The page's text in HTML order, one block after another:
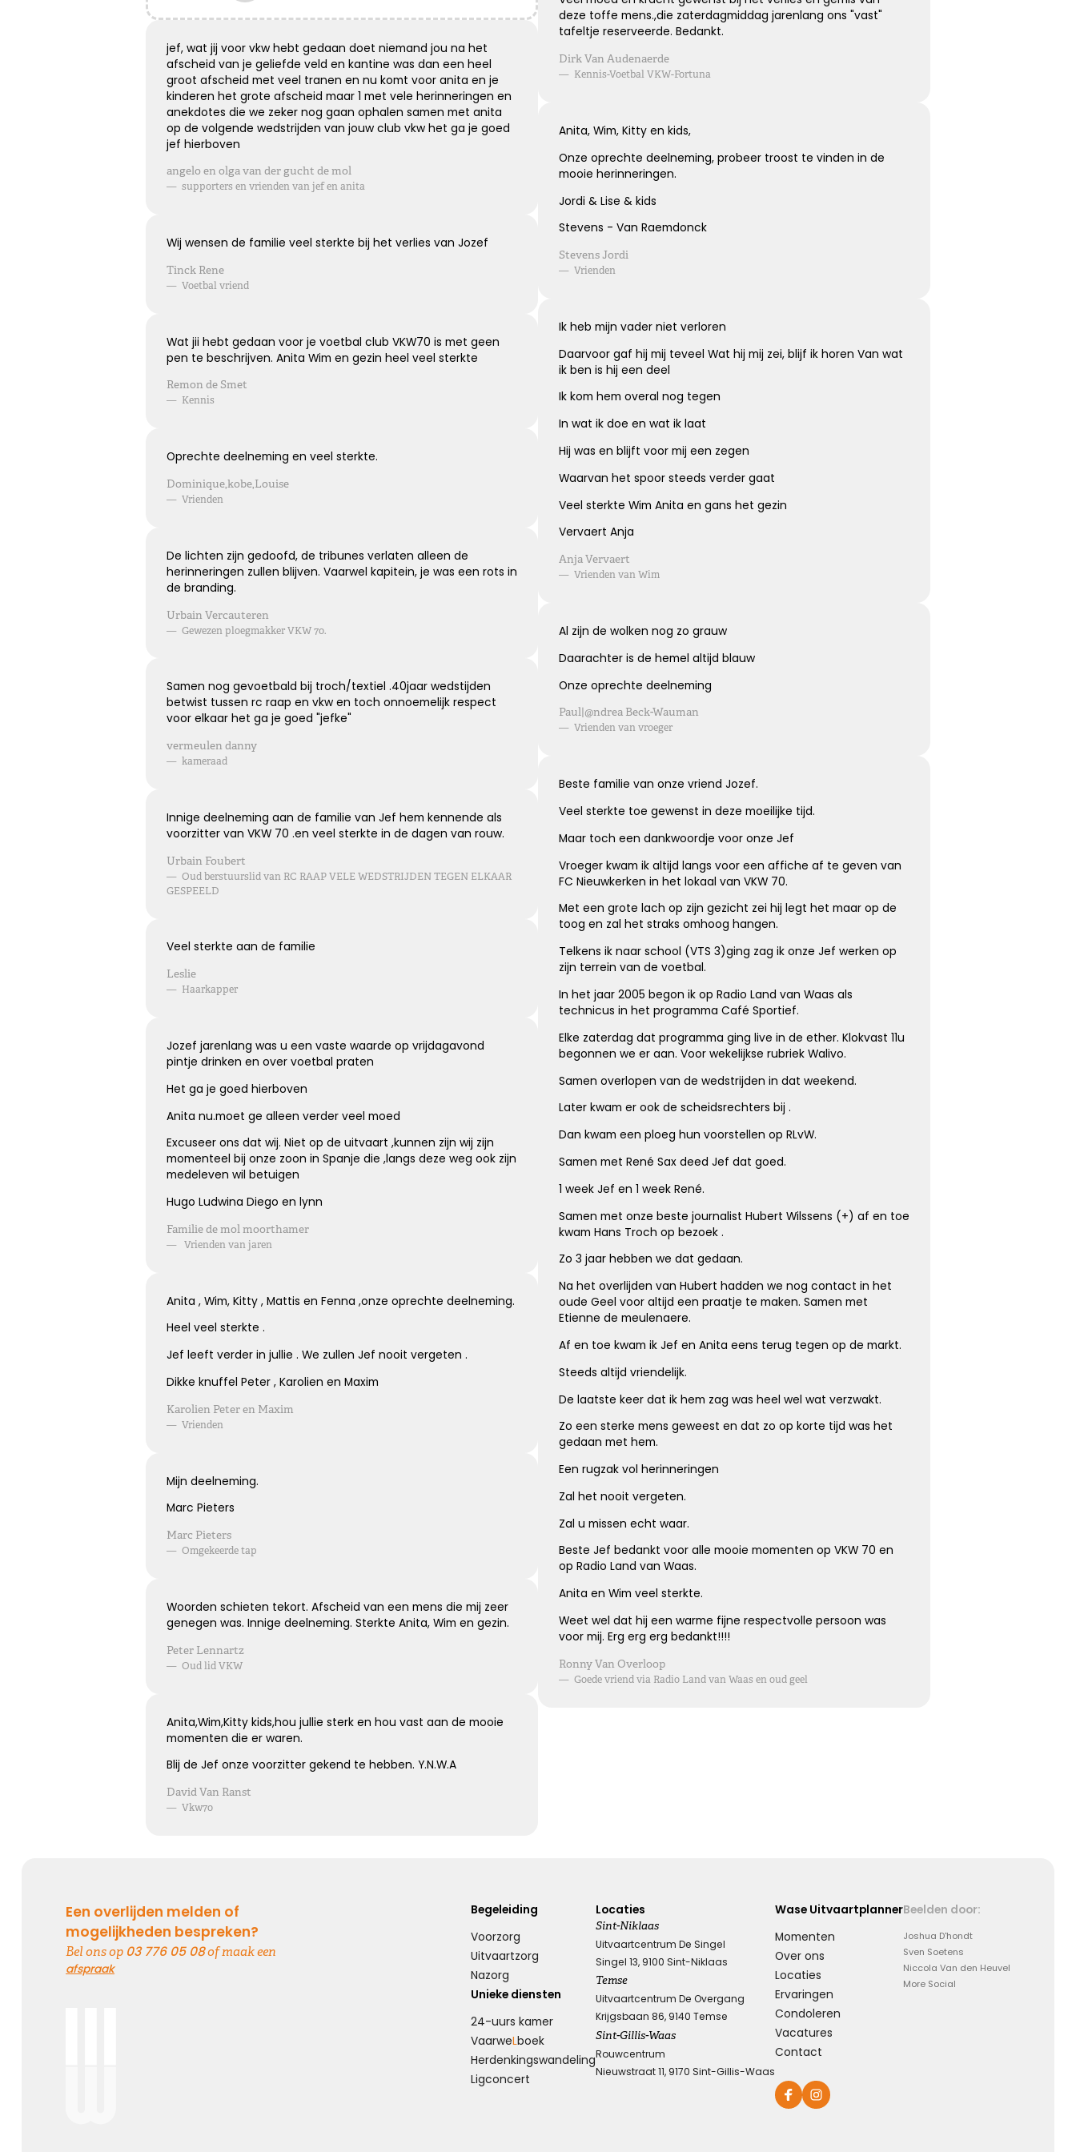
jef, wat jij voor vkw hebt gedaan doet niemand jou na het
afscheid van je geliefde veld en kantine was dan een heel
groot afscheid met veel tranen en nu komt voor anita en je
kinderen het grote afscheid maar 1 met vele herinneringen en
anekdotes die we zeker nog gaan ophalen samen met anita
op de volgende wedstrijden van jouw club vkw het ga je goed
jef hierboven
angelo en olga van der gucht de mol
— supporters en vrienden van jef en anita
Wij wensen de familie veel sterkte bij het verlies van Jozef
Tinck Rene
— Voetbal vriend
Wat jii hebt gedaan voor je voetbal club VKW70 is met geen
pen te beschrijven. Anita Wim en gezin heel veel sterkte
Remon de Smet
— Kennis
Oprechte deelneming en veel sterkte.
Dominique,kobe,Louise
— Vrienden
De lichten zijn gedoofd, de tribunes verlaten alleen de
herinneringen zullen blijven. Vaarwel kapitein, je was een rots in
de branding.
Urbain Vercauteren
— Gewezen ploegmakker VKW 70.
Samen nog gevoetbald bij troch/textiel .40jaar wedstijden
betwist tussen rc raap en vkw en toch onnoemelijk respect
voor elkaar het ga je goed "jefke"
vermeulen danny
— kameraad
Innige deelneming aan de familie van Jef hem kennende als
voorzitter van VKW 70 .en veel sterkte in de dagen van rouw.
Urbain Foubert
— Oud berstuurslid van RC RAAP VELE WEDSTRIJDEN TEGEN ELKAAR
GESPEELD
Veel sterkte aan de familie
Leslie
— Haarkapper
Jozef jarenlang was u een vaste waarde op vrijdagavond
pintje drinken en over voetbal praten
Het ga je goed hierboven
Anita nu.moet ge alleen verder veel moed
Excuseer ons dat wij. Niet op de uitvaart ,kunnen zijn wij zijn
momenteel bij onze zoon in Spanje die ,langs deze weg ook zijn
medeleven wil betuigen
Hugo Ludwina Diego en lynn
Familie de mol moorthamer
— Vrienden van jaren
Anita , Wim, Kitty , Mattis en Fenna ,onze oprechte deelneming.
Heel veel sterkte .
Jef leeft verder in jullie . We zullen Jef nooit vergeten .
Dikke knuffel Peter , Karolien en Maxim
Karolien Peter en Maxim
— Vrienden
Mijn deelneming.
Marc Pieters
Marc Pieters
— Omgekeerde tap
Woorden schieten tekort. Afscheid van een mens die mij zeer
genegen was. Innige deelneming. Sterkte Anita, Wim en gezin.
Peter Lennartz
— Oud lid VKW
Anita,Wim,Kitty kids,hou jullie sterk en hou vast aan de mooie
momenten die er waren.
Blij de Jef onze voorzitter gekend te hebben. Y.N.W.A
David Van Ranst
— Vkw70
deze toffe mens.,die zaterdagmiddag jarenlang ons "vast"
tafeltje reserveerde. Bedankt.
Dirk Van Audenaerde
— Kennis-Voetbal VKW-Fortuna
Anita, Wim, Kitty en kids,
Onze oprechte deelneming, probeer troost te vinden in de
mooie herinneringen.
Jordi & Lise & kids
Stevens - Van Raemdonck
Stevens Jordi
— Vrienden
Ik heb mijn vader niet verloren
Daarvoor gaf hij mij teveel Wat hij mij zei, blijf ik horen Van wat
ik ben is hij een deel
Ik kom hem overal nog tegen
In wat ik doe en wat ik laat
Hij was en blijft voor mij een zegen
Waarvan het spoor steeds verder gaat
Veel sterkte Wim Anita en gans het gezin
Vervaert Anja
Anja Vervaert
— Vrienden van Wim
Al zijn de wolken nog zo grauw
Daarachter is de hemel altijd blauw
Onze oprechte deelneming
Paul|@ndrea Beck-Wauman
— Vrienden van vroeger
Beste familie van onze vriend Jozef.
Veel sterkte toe gewenst in deze moeilijke tijd.
Maar toch een dankwoordje voor onze Jef
Vroeger kwam ik altijd langs voor een affiche af te geven van
FC Nieuwkerken in het lokaal van VKW 70.
Met een grote lach op zijn gezicht zei hij legt het maar op de
toog en zal het straks omhoog hangen.
Telkens ik naar school (VTS 3)ging zag ik onze Jef werken op
zijn terrein van de voetbal.
In het jaar 2005 begon ik op Radio Land van Waas als
technicus in het programma Café Sportief.
Elke zaterdag dat programma ging live in de ether. Klokvast 11u
begonnen we er aan. Voor wekelijkse rubriek Walivo.
Samen overlopen van de wedstrijden in dat weekend.
Later kwam er ook de scheidsrechters bij .
Dan kwam een ploeg hun voorstellen op RLvW.
Samen met René Sax deed Jef dat goed.
1 week Jef en 1 week René.
Samen met onze beste journalist Hubert Wilssens (+) af en toe
kwam Hans Troch op bezoek .
Zo 3 jaar hebben we dat gedaan.
Na het overlijden van Hubert hadden we nog contact in het
oude Geel voor altijd een praatje te maken. Samen met
Etienne de meulenaere.
Af en toe kwam ik Jef en Anita eens terug tegen op de markt.
Steeds altijd vriendelijk.
De laatste keer dat ik hem zag was heel wel wat verzwakt.
Zo een sterke mens geweest en dat zo op korte tijd was het
gedaan met hem.
Een rugzak vol herinneringen
Zal het nooit vergeten.
Zal u missen echt waar.
Beste Jef bedankt voor alle mooie momenten op VKW 70 en
op Radio Land van Waas.
Anita en Wim veel sterkte.
Weet wel dat hij een warme fijne respectvolle persoon was
voor mij. Erg erg erg bedankt!!!!
Ronny Van Overloop
— Goede vriend via Radio Land van Waas en oud geel
Het grote gemis
Dat diegene die zo dierbaar was
Blijvende herinneringen
De foto’s, de herinneringen, de liefde in je hart, ze zullen
blijven.
Je draagt ze altijd met je mee.
Veel sterkte ...
Koester de momenten
Loslaten is achterom kijken zonder spijt, en vooruit
kijken zonder verwachtingen ...
Een stoel blijft leeg. Een stem blijft zwijgen. Maar in ons
Geen dag vergeten, alle dagen gemist
Een hele dikke knuffel voor jullie in deze moeilijke
Dank voor wie je was en wat je deed, weet dat ik je nooit
vergeet ...
ik wens je liefde en steun, voor nu en alle dagen.
Een overlijden melden of
mogelijkheden bespreken?
Bel ons op 03 776 05 08of maak een
afspraak
Begeleiding
Voorzorg
Uitvaartzorg
Nazorg
Unieke diensten
24-uurs kamer
VaarweLboek
Herdenkings­wandeling
Ligconcert
Locaties
Sint-Niklaas
Uitvaartcentrum De Singel
Singel 13, 9100 Sint-Niklaas
Temse
Uitvaartcentrum De Overgang
Krijgsbaan 86, 9140 Temse
Sint-Gillis-Waas
Rouwcentrum
Nieuwstraat 11, 9170 Sint-Gillis-Waas
Wase Uitvaartplanner
Momenten
Over ons
Locaties
Ervaringen
Condoleren
Vacatures
Contact
Beelden door:
Joshua D'hondt
Sven Soetens
Niccola Van den Heuvel
More Social